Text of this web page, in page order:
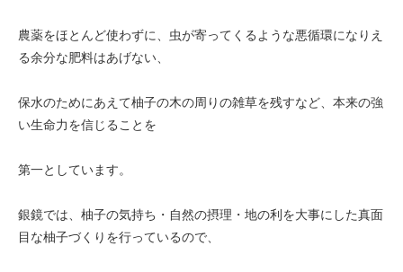
農薬をほとんど使わずに、虫が寄ってくるような悪循環になりえ
る余分な肥料はあげない、
保水のためにあえて柚子の木の周りの雑草を残すなど、本来の強
い生命力を信じることを
第一としています。
銀鏡では、柚子の気持ち・自然の摂理・地の利を大事にした真面
目な柚子づくりを行っているので、